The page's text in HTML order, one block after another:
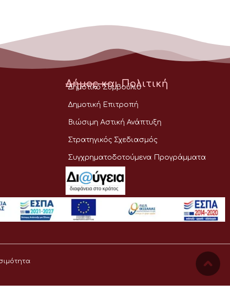
Δήμος και Πολιτική
Δημοτικό Συμβούλιο
Δημοτική Επιτροπή
Βιώσιμη Αστική Ανάπτυξη
Στρατηγικός Σχεδιασμός
Συγχρηματοδοτούμενα Προγράμματα